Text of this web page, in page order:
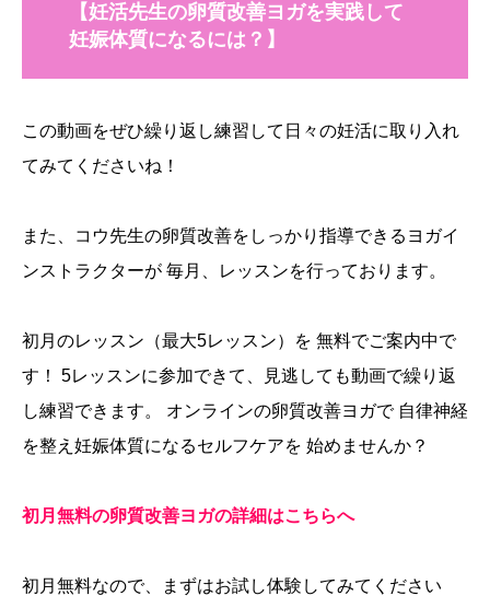
【妊活先生の卵質改善ヨガを実践して
妊娠体質になるには？】
この動画をぜひ繰り返し練習して日々の妊活に取り入れ
てみてくださいね！
また、コウ先生の卵質改善をしっかり指導できるヨガイ
ンストラクターが 毎月、レッスンを行っております。
初月のレッスン（最大5レッスン）を 無料でご案内中で
す！ 5レッスンに参加できて、見逃しても動画で繰り返
し練習できます。 オンラインの卵質改善ヨガで 自律神経
を整え妊娠体質になるセルフケアを 始めませんか？
初月無料の卵質改善ヨガの詳細はこちらへ
初月無料なので、まずはお試し体験してみてください